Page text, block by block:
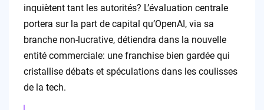
inquiètent tant les autorités? L’évaluation centrale
portera sur la part de capital qu’OpenAI, via sa
branche non-lucrative, détiendra dans la nouvelle
entité commerciale: une franchise bien gardée qui
cristallise débats et spéculations dans les coulisses
de la tech.